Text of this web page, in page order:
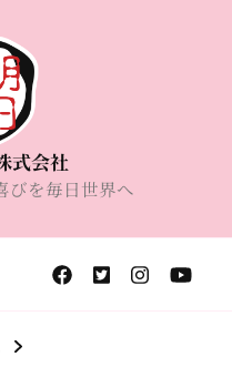
式会社
びを毎日世界へ